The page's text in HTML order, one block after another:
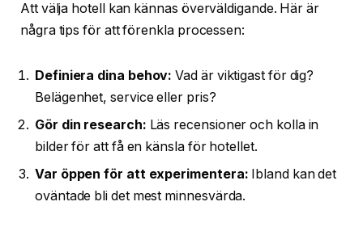
Att välja hotell kan kännas överväldigande. Här är
några tips för att förenkla processen:
Definiera dina behov: Vad är viktigast för dig?
Belägenhet, service eller pris?
Gör din research: Läs recensioner och kolla in
bilder för att få en känsla för hotellet.
Var öppen för att experimentera: Ibland kan det
oväntade bli det mest minnesvärda.